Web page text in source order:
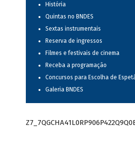
História
Quintas no BNDES
Sextas instrumentais
Reserva de ingressos
Filmes e festivais de cinema
Receba a programação
Concursos para Escolha de
Galeria BNDES